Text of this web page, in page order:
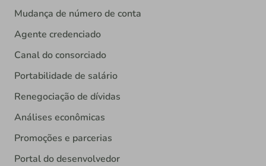
Mudança de número de conta
Agente credenciado
Canal do consorciado
Portabilidade de salário
Renegociação de dívidas
Análises econômicas
Promoções e parcerias
Portal do desenvolvedor